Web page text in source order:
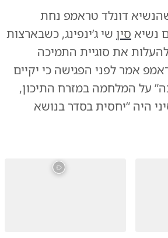
שהנשיא דונלד טראמפ נחת
נשיא סין שי ג’ינפינג, כשבארצות
את סוגיית התמיכה
אמר לפני הפגישה כי יקיים
על המלחמה במזרח התיכון,
היה “יחסית בסדר בנושא